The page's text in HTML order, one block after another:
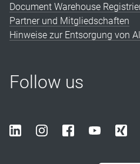
Document Warehouse
Partner und Mitgliedschaften
Hinweise zur Entsorgung von
Follow us